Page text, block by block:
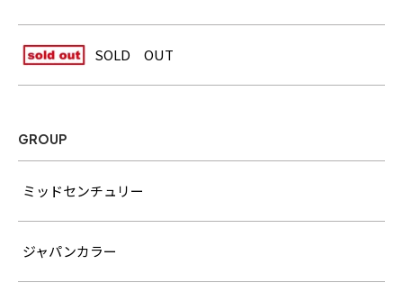
SOLD OUT
GROUP
ミッドセンチュリー
ジャパンカラー